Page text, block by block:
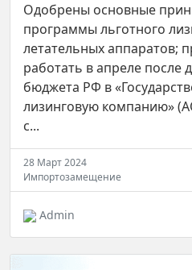
Одобрены основные
программы льготного
летательных аппаратов;
работать в апреле после
бюджета РФ в
лизинговую компанию»
с...
28 Март 2024
Импортозамещение
Admin